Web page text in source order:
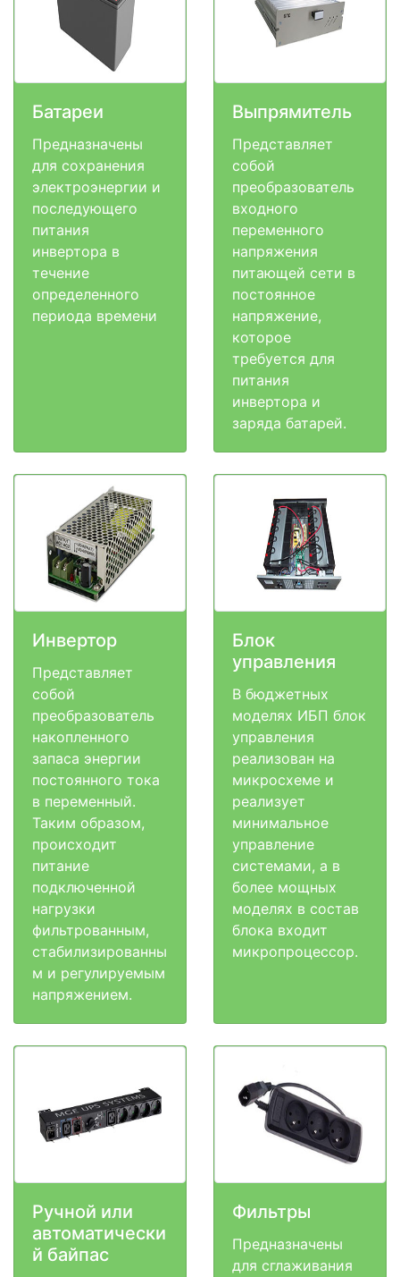
Батареи
Предназначены
для сохранения
электроэнергии и
последующего
питания
инвертора в
течение
определенного
периода времени
Выпрямитель
Представляет
собой
преобразователь
входного
переменного
напряжения
питающей сети в
постоянное
напряжение,
которое
требуется для
питания
инвертора и
заряда батарей.
Инвертор
Представляет
собой
преобразователь
накопленного
запаса энергии
постоянного тока
в переменный.
Таким образом,
происходит
питание
подключенной
нагрузки
фильтрованным,
стабилизированны
м и регулируемым
напряжением.
Блок
управления
В бюджетных
моделях ИБП блок
управления
реализован на
микросхеме и
реализует
минимальное
управление
системами, а в
более мощных
моделях в состав
блока входит
микропроцессор.
Ручной или
автоматически
й байпас
Фильтры
Предназначены
для сглаживания